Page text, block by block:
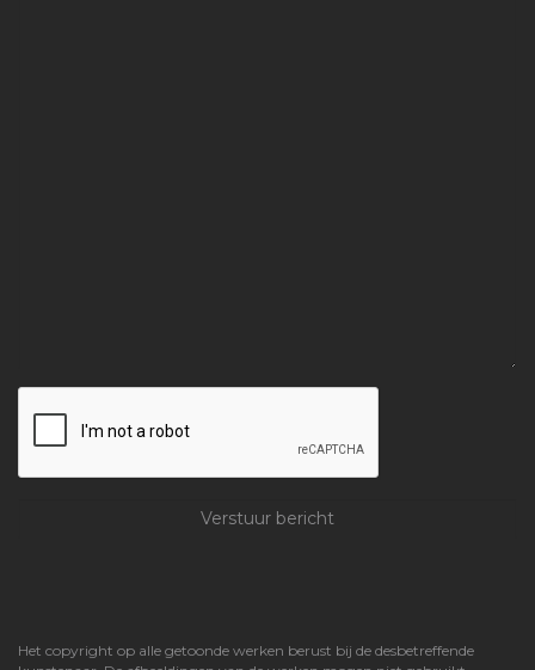
Het copyright op alle getoonde werken berust bij de desbetreffende